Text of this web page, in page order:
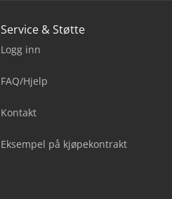
Service & Støtte
Logg inn
FAQ/Hjelp
Kontakt
Eksempel på kjøpekontrakt